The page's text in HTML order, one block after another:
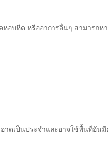
อบหืด หรืออาการอื่นๆ สามารถห
าดเป็นประจำและอาจใช้พื้นที่อัน